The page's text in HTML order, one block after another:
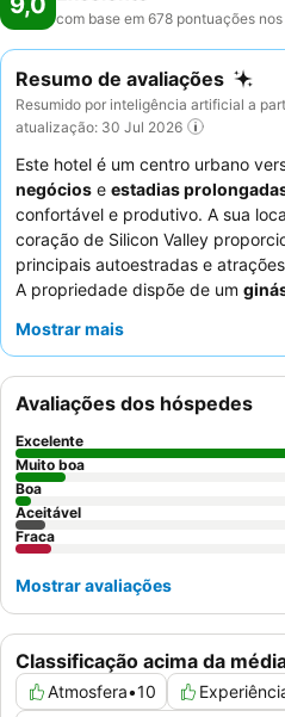
com base em 678 pontuações
Resumo de avaliações
Resumido por inteligência artificial a
atualização: 30 Jul 2026
Este hotel é um centro urbano
negócios e estadias
confortável e produtivo. A sua
coração de Silicon Valley
principais autoestradas e
A propriedade dispõe de um
gás, para fitness e relaxamento.
pequeno-almoço quente gratuito
destaque. Para uma experiência
devem solicitar quartos virados
Mostrar mais
Classificação acima da
Atmosfera•10
Avaliações dos hóspedes
Excelente
Muito boa
Boa
Aceitável
Fraca
Mostrar avaliações